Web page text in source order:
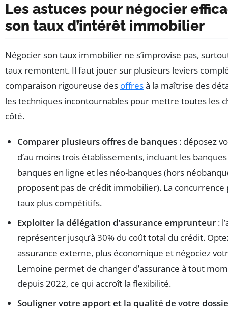
Les astuces pour négocier
son taux d’intérêt immobilier
Négocier son taux immobilier ne s’improvise pas,
taux remontent. Il faut jouer sur plusieurs leviers
comparaison rigoureuse des offresà la maîtrise des
les techniques incontournables pour mettre toutes les
côté.
Comparer plusieurs offres de banques : déposez
d’au moins trois établissements, incluant les
banques en ligne et les néo-banques (hors
proposent pas de crédit immobilier). La concurrence
taux plus compétitifs.
Exploiter la délégation d’assurance emprunteur :
représenter jusqu’à 30% du coût total du crédit.
assurance externe, plus économique et négociez
Lemoine permet de changer d’assurance à tout
depuis 2022, ce qui accroît la flexibilité.
Souligner votre apport et la qualité de votre